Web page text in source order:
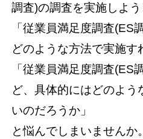
調査)の調査を実施しよう
「従業員満足度調査(ES
どのような方法で実施す
「従業員満足度調査(ES
ど、具体的にはどのよう
いのだろうか」
と悩んでしまいませんか。